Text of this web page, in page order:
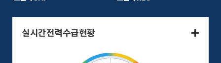
실시간전력수급현황